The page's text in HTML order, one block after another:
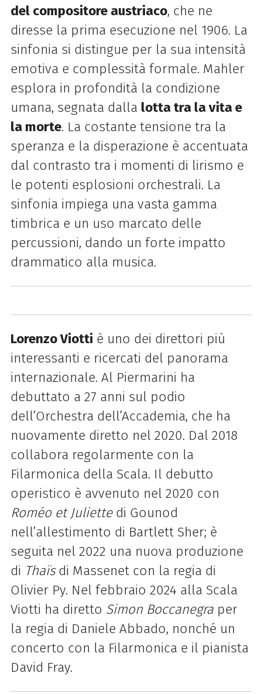
del compositore austriaco, che ne
diresse la prima esecuzione nel 1906. La
sinfonia si distingue per la sua intensità
emotiva e complessità formale. Mahler
esplora in profondità la condizione
umana, segnata dalla lotta tra la vita e
la morte. La costante tensione tra la
speranza e la disperazione è accentuata
dal contrasto tra i momenti di lirismo e
le potenti esplosioni orchestrali. La
sinfonia impiega una vasta gamma
timbrica e un uso marcato delle
percussioni, dando un forte impatto
drammatico alla musica.
Lorenzo Viotti è uno dei direttori più
interessanti e ricercati del panorama
internazionale. Al Piermarini ha
debuttato a 27 anni sul podio
dell’Orchestra dell’Accademia, che ha
nuovamente diretto nel 2020. Dal 2018
collabora regolarmente con la
Filarmonica della Scala. Il debutto
operistico è avvenuto nel 2020 con
Roméo et Juliettedi Gounod
nell’allestimento di Bartlett Sher; è
seguita nel 2022 una nuova produzione
di Thaïsdi Massenet con la regia di
Olivier Py. Nel febbraio 2024 alla Scala
Viotti ha diretto Simon Boccanegraper
la regia di Daniele Abbado, nonché un
concerto con la Filarmonica e il pianista
David Fray.